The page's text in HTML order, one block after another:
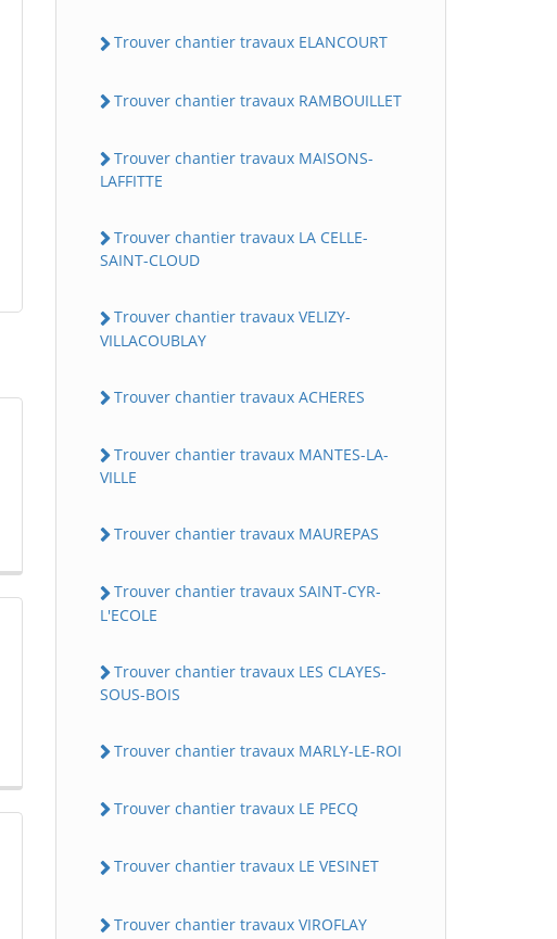
Trouver chantier travaux ELANCOURT
Trouver chantier travaux RAMBOUILLET
Trouver chantier travaux MAISONS-
LAFFITTE
Trouver chantier travaux LA CELLE-
SAINT-CLOUD
Trouver chantier travaux VELIZY-
VILLACOUBLAY
Trouver chantier travaux ACHERES
Trouver chantier travaux MANTES-LA-
VILLE
Trouver chantier travaux MAUREPAS
Trouver chantier travaux SAINT-CYR-
L'ECOLE
Trouver chantier travaux LES CLAYES-
SOUS-BOIS
Trouver chantier travaux MARLY-LE-ROI
Trouver chantier travaux LE PECQ
Trouver chantier travaux LE VESINET
Trouver chantier travaux VIROFLAY